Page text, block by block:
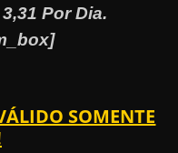
Por Dia.
SOMENTE